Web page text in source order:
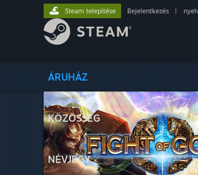
ÁRUHÁZ
KÖZÖSSÉG
NÉVJEGY
Steam telepítése Bejelentkezés